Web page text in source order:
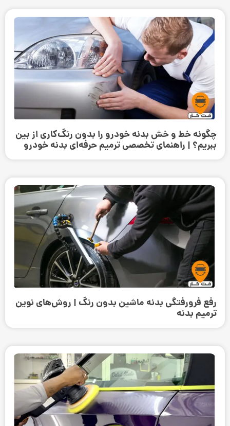
چگونه خط و خش بدنه خودرو را بدون رنگ‌کاری از بین
ببریم؟ | راهنمای تخصصی ترمیم حرفه‌ای بدنه خودرو
رفع فرورفتگی بدنه ماشین بدون رنگ | روش‌های نوین
ترمیم بدنه